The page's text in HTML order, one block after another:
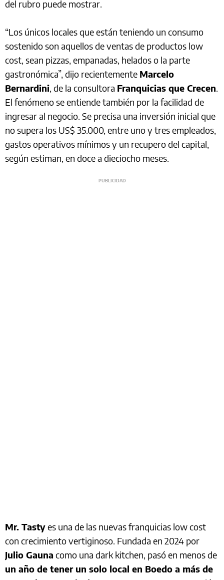
del rubro puede mostrar.
“Los únicos locales que están teniendo un consumo
sostenido son aquellos de ventas de productos low
cost, sean pizzas, empanadas, helados o la parte
gastronómica”, dijo recientemente Marcelo
Bernardini, de la consultora Franquicias que Crecen.
El fenómeno se entiende también por la facilidad de
ingresar al negocio. Se precisa una inversión inicial que
no supera los US$ 35.000, entre uno y tres empleados,
gastos operativos mínimos y un recupero del capital,
según estiman, en doce a dieciocho meses.
Mr. Tastyes una de las nuevas franquicias low cost
con crecimiento vertiginoso. Fundada en 2024 por
Julio Gauna como una dark kitchen, pasó en menos de
un año de tener un solo local en Boedo a más de